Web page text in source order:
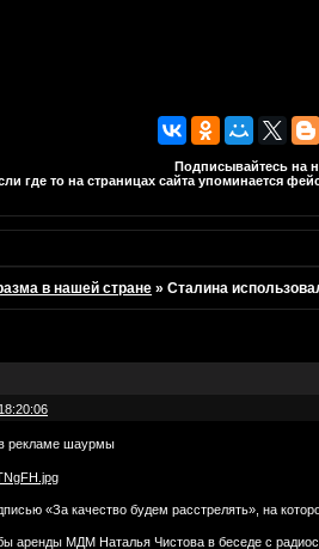
Подписывайтесь на
где то на страницах сайта упоминается
в нашей стране »Сталина
рекламе шаурмы
«За качество будем расстрелять», на
аренды МДМ Наталья Чистова в беседе с